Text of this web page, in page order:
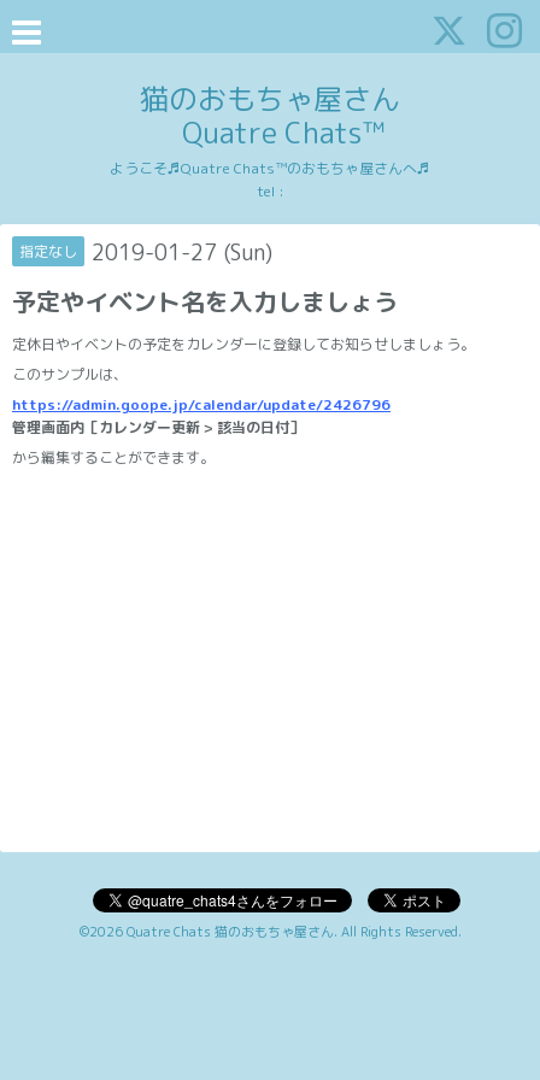
猫のおもちゃ屋さん
Quatre Chats™
ようこそ♬Quatre Chats™のおもちゃ屋さんへ♬
tel :
指定なし 2019-01-27 (Sun)
予定やイベント名を入力しましょう
定休日やイベントの予定をカレンダーに登録してお知らせしましょう。
このサンプルは、
https://admin.goope.jp/calendar/update/2426796
管理画面内［カレンダー更新 > 該当の日付］
から編集することができます。
©2026Quatre Chats 猫のおもちゃ屋さん. All Rights Reserved.